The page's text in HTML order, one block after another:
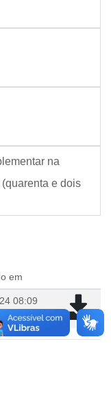
na
e dois
em
08:09